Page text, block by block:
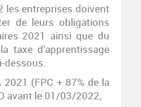
les entreprises doivent
de leurs obligations
2021 ainsi que du
taxe d’apprentissage
dessous:
2021 (FPC + 87% de la
avant le 01/03/2022,